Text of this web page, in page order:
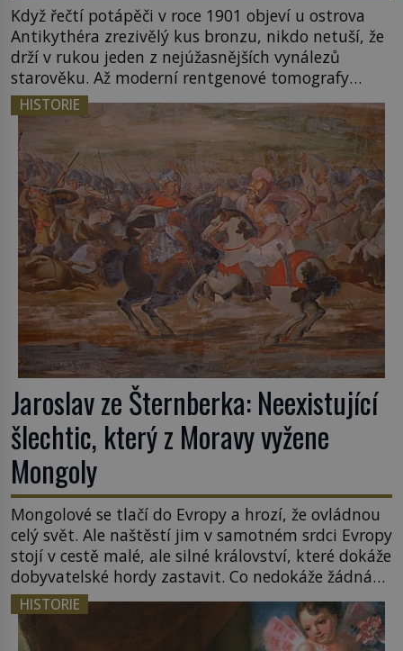
Když řečtí potápěči v roce 1901 objeví u ostrova
Antikythéra zrezivělý kus bronzu, nikdo netuší, že
drží v rukou jeden z nejúžasnějších vynálezů
starověku. Až moderní rentgenové tomografy
odhalí desítky ozubených kol ukrytých uvnitř.
Mechanismus z Antikythéry je dnes považován za
nejstarší známý analogový počítač na světě. Přesto
ani po více než sto letech výzkumu […]
HISTORIE
Jaroslav ze Šternberka: Neexistující
šlechtic, který z Moravy vyžene
Mongoly
Mongolové se tlačí do Evropy a hrozí, že ovládnou
celý svět. Ale naštěstí jim v samotném srdci Evropy
stojí v cestě malé, ale silné království, které dokáže
dobyvatelské hordy zastavit. Co nedokáže žádná
z asijských říší, co nedokážou Němci – to dokáže
český král. Nebo že by ne? Mongolové od roku 1223
postupují podél Kaspického a Azovského moře, […]
HISTORIE